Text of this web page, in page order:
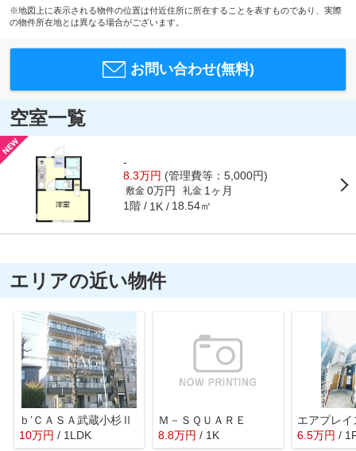
※地図上に表示される物件の位置は付近住所に所在することを表すものであり、実際
の物件所在地とは異なる場合がございます。
お問い合わせ(無料)
空室一覧
-
8.3万円 (管理費等：5,000円)
敷金 0万円 礼金 1ヶ月
1階 1K 18.54㎡
エリアの近い物件
ｂ’ＣＡＳＡ武蔵小杉Ⅱ
10万円 / 1LDK
Ｍ－ＳＱＵＡＲＥ
8.8万円 / 1K
エアプレイ
6.5万円 /